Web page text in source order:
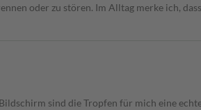
oder zu stören. Im Alltag merke ich,
sind die Tropfen für mich eine